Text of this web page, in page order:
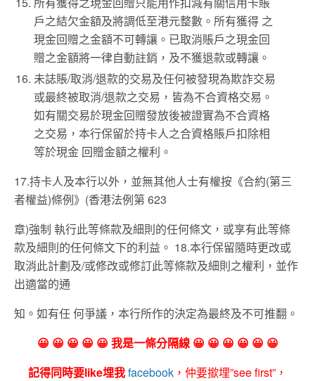
戶之結欠金額及將調低至港元整數。所有獲得 之
現金回贈之金額不可轉讓。已取消賬戶之現金回
贈之金額將一律自動註銷，及不獲退款或轉讓。
未誌賬/取消/退款的交易及任何被發現為欺詐交易
或最終被取消/退款之交易，皆為不合資格交易。
如有關交易於現金回贈發放後被證實為不合資格
之交易，本行保留於持卡人之合資格賬戶扣除相
等於現金 回贈金額之權利。
17.持卡人及本行以外，並無其他人士有權按《合約(第三
者權益)條例》(香港法例第 623
章)強制 執行此等條款及細則的任何條文，或享有此等條
款及細則的任何條文下的利益。 18.本行保留隨時更改或
取消此計劃及/或修改或修訂此等條款及細則之權利，並作
出適當的通
知。如有任 何爭議，本行所作的決定為最終及不可推翻。
😀 😀 😀 😀 😀 我是一條分隔線 😀 😀 😀 😀 😀 😀
記得同時要like埋我facebook ，仲要撳埋”see first”，